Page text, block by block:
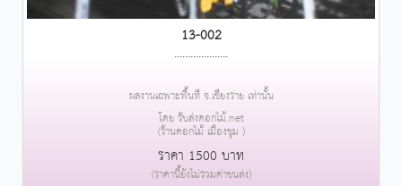
13-002
....................
ผลงานเฉพาะพื้นที่ จ.เชียงราย เท่านั้น
โดย รับส่งดอกไม้.net
(ร้านดอกไม้ เมืองชุม )
ราคา 1500 บาท
(ราคานี้ยังไม่รวมค่าขนส่ง)